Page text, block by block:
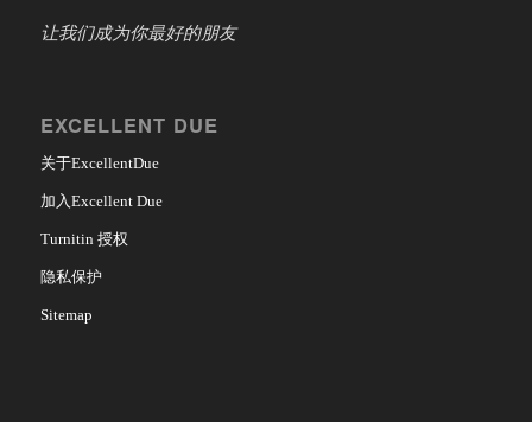
让我们成为你最好的朋友
EXCELLENT DUE
关于ExcellentDue
加入Excellent Due
Turnitin 授权
隐私保护
Sitemap